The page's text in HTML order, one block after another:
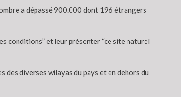
a dépassé 900.000 dont 196 étrangers
conditions” et leur présenter “ce site naturel
diverses wilayas du pays et en dehors du